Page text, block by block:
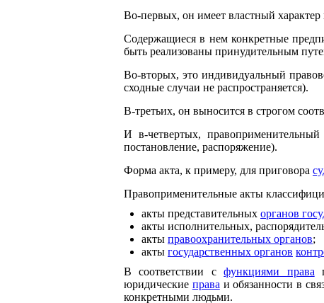
Во-первых, он имеет властный характер
Содержащиеся в нем конкретные
быть реализованы принудительным
Во-вторых, это индивидуальный
сходные случаи не распространяется).
В-третьих, он выносится в строгом
И в-четвертых,
постановление, распоряжение).
Форма акта, к примеру, для приговора
Правоприменительные акты
акты представительных органов
акты исполнительных,
акты правоохранительных органов;
акты государственных органов
В соответствии сфункциями права
юридические права и обязанности в
конкретными людьми.